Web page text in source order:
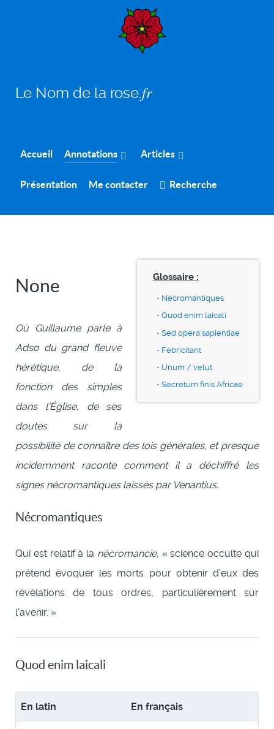
Le Nom de la rose.𝑓𝑟
Accueil Annotations Articles
Présentation Me contacter Recherche
Glossaire :
Nécromantiques
Quod enim laicali
Sed opera sapientiae
Fébricitant
Unum / velut
Secretum finis Africae
None
Où Guillaume parle à
Adso du grand fleuve
hérétique, de la
fonction des simples
dans l’Église, de ses
doutes sur la
possibilité de connaître des lois générales, et presque
incidemment raconte comment il a déchiffré les
signes nécromantiques laissés par Venantius.
Nécromantiques
Qui est relatif à la nécromancie, « science occulte qui
prétend évoquer les morts pour obtenir d’eux des
révélations de tous ordres, particulièrement sur
l’avenir. »
Quod enim laicali
En latin En français